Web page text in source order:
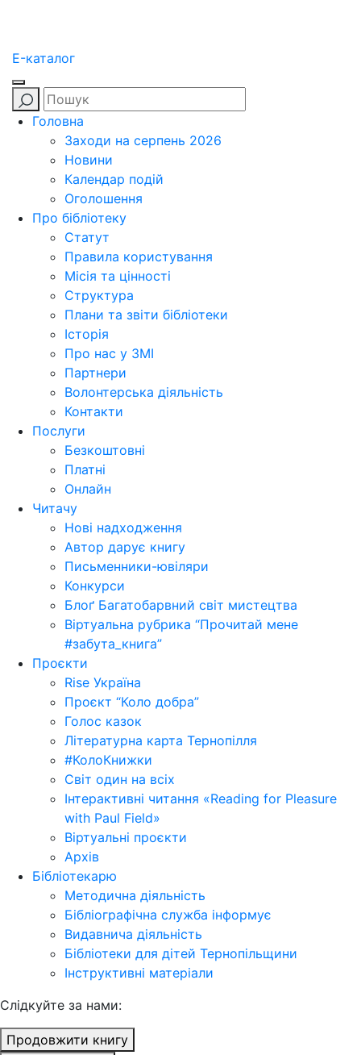
E-каталог
Головна
Заходи на серпень 2026
Новини
Календар подій
Оголошення
Про бібліотеку
Статут
Правила користування
Місія та цінності
Структура
Плани та звіти бібліотеки
Історія
Про нас у ЗМІ
Партнери
Волонтерська діяльність
Контакти
Послуги
Безкоштовні
Платні
Онлайн
Читачу
Нові надходження
Автор дарує книгу
Письменники-ювіляри
Конкурси
Блоґ Багатобарвний світ мистецтва
Віртуальна рубрика “Прочитай мене
#забута_книга”
Проєкти
Rise Україна
Проєкт “Коло добра”
Голос казок
Літературна карта Тернопілля
#КолоКнижки
Світ один на всіх
Інтерактивні читання «Reading for Pleasure
with Paul Field»
Віртуальні проєкти
Архів
Бібліотекарю
Методична діяльність
Бібліографічна служба інформує
Видавнича діяльність
Бібліотеки для дітей Тернопільщини
Інструктивні матеріали
Cлідкуйте за нами:
Продовжити книгу